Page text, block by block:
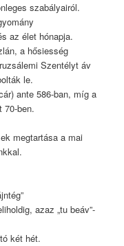
szabályairól.
az élet hónapja.
a hősiesség
Szentélyt áv
le.
ante 586-ban, míg a
70-ben.
megtartása a mai
azaz „tu beáv”-
két hét.